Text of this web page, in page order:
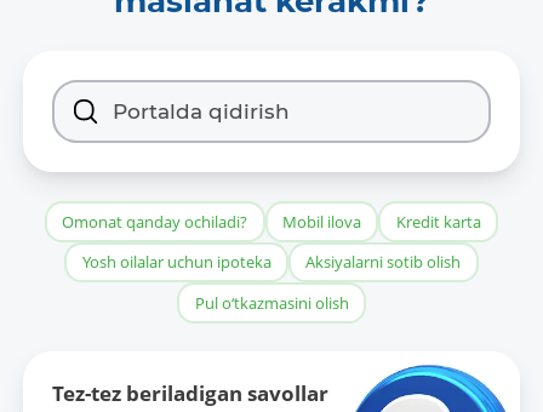
Ma’lumotlarni yangilab borish davriyligi:
Ma’lumotlarga xos soʻzlar:
Oldingi nashr ma’lumotlariga giperslka
(URL):
Omonat qanday ochiladi? Mobil ilova
Kredit karta
Yosh oilalar uchun ipoteka
Aksiyalarni sotib olish
Pul o‘tkazmasini olish
Tez-tez beriladigan savollar